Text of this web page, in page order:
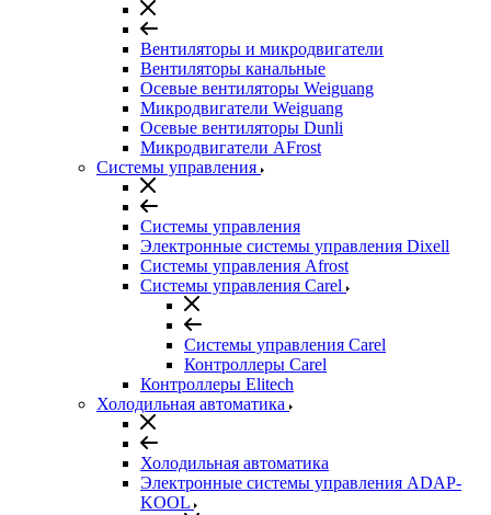
Вентиляторы и микродвигатели
Вентиляторы канальные
Осевые вентиляторы Weiguang
Микродвигатели Weiguang
Осевые вентиляторы Dunli
Микродвигатели AFrost
Системы управления
Системы управления
Электронные системы управления Dixell
Системы управления Afrost
Системы управления Carel
Системы управления Carel
Контроллеры Carel
Контроллеры Elitech
Холодильная автоматика
Холодильная автоматика
Электронные системы управления ADAP-
KOOL